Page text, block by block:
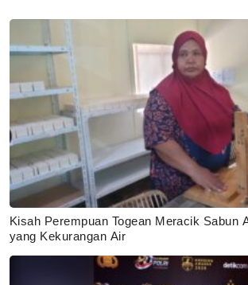
Kisah Perempuan Togean Meracik Sabun
yang Kekurangan Air